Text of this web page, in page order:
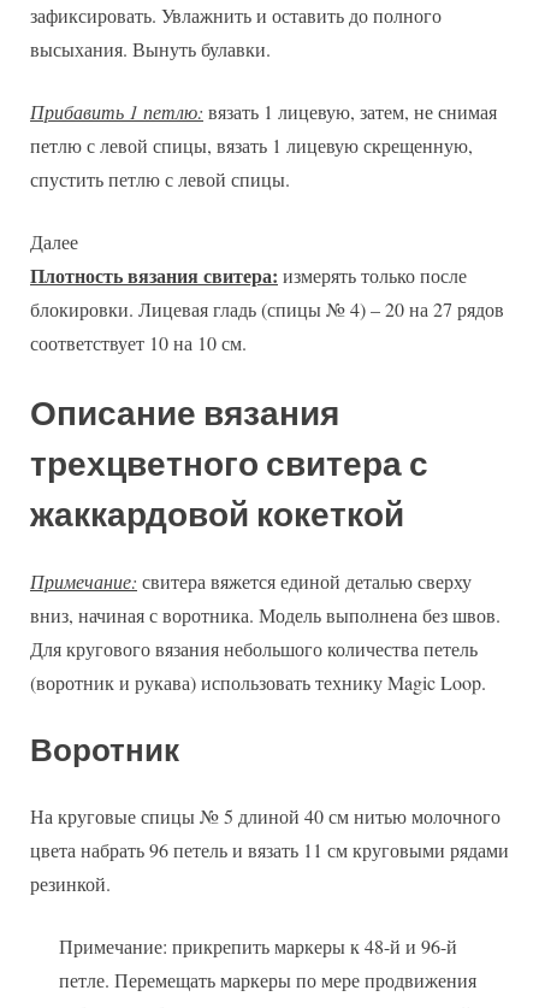
зафиксировать. Увлажнить и оставить до полного
высыхания. Вынуть булавки.
Прибавить 1 петлю: вязать 1 лицевую, затем, не снимая
петлю с левой спицы, вязать 1 лицевую скрещенную,
спустить петлю с левой спицы.
Далее
Плотность вязания свитера: измерять только после
блокировки. Лицевая гладь (спицы № 4) – 20 на 27 рядов
соответствует 10 на 10 см.
Описание вязания
трехцветного свитера с
жаккардовой кокеткой
Примечание: свитера вяжется единой деталью сверху
вниз, начиная с воротника. Модель выполнена без швов.
Для кругового вязания небольшого количества петель
(воротник и рукава) использовать технику Magic Loop.
Воротник
На круговые спицы № 5 длиной 40 см нитью молочного
цвета набрать 96 петель и вязать 11 см круговыми рядами
резинкой.
Примечание: прикрепить маркеры к 48-й и 96-й
петле. Перемещать маркеры по мере продвижения